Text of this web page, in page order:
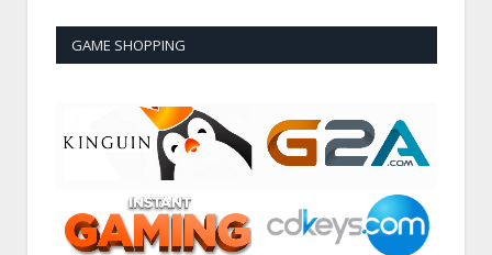
GAME SHOPPING